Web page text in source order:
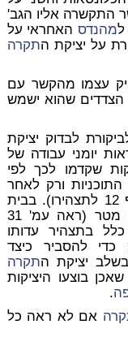
התקשרה אליו הגב'
למהנדס האחראי על
על יציקת התקרה
עצמו מהקשר עם
הצדדים שהוא ישמש
יומני עבודה של
שקדמו לכך לפי
ורק לאחר
(ראה סעיף 12 לתצהירו). בבית
המשפט העיד שנאמר לו שהגיעו ל- 8 מטר (ראה עמ' 31
כלל בתצהיר עדותו
להסביר כיצד
יציקת התקרה
בוצעו היציקות
.
אם לא ראה כל